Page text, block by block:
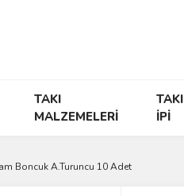
TAKI
MALZEMELERİ
TAKI
İPİ
Boncuk A.Turuncu 10 Adet